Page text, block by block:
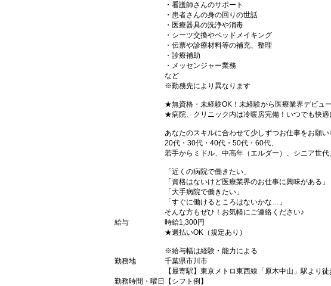
・看護師さんのサポート
・患者さんの身の回りの世話
・医療器具の洗浄や消毒
・シーツ交換やベッドメイキング
・伝票や診療材料等の補充、整理
・診療補助
・メッセンジャー業務
など
※勤務先により異なります
★無資格・未経験OK！未経験から医療業界デビュ
★病院、クリニック内は冷暖房完備！いつでも快適
あなたのスキルに合わせて少しずつお仕事をお願い
20代・30代・40代・50代・60代、
若手からミドル、中高年（エルダー）、シニア世代
「近くの病院で働きたい」
「資格はないけど医療業界のお仕事に興味がある」
「大手病院で働きたい」
「すぐに働けるところはないかな…」
そんな方もぜひ！お気軽にご連絡ください♪
給与
時給1,300円
★週払いOK（規定あり）
※給与幅は経験・能力による
勤務地
千葉県市川市
【最寄駅】東京メトロ東西線「原木中山」駅より
勤務時間・曜日
【シフト例】